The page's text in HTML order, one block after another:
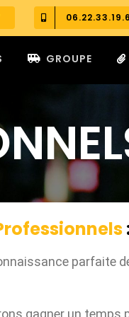
GROUPE
parfaite
gagner un temps